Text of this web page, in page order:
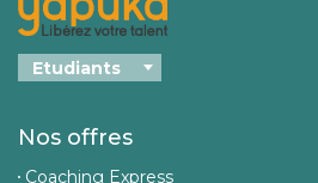
Nos offres
Coaching Express